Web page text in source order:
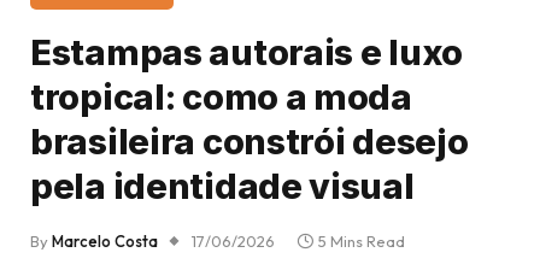
Estampas autorais e luxo
tropical: como a moda
brasileira constrói desejo
pela identidade visual
ByMarcelo Costa 17/06/2026 5 Mins Read